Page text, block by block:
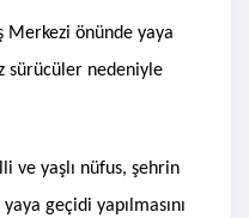
Merkezi önünde yaya
sürücüler nedeniyle
ve yaşlı nüfus, şehrin
geçidi yapılmasını